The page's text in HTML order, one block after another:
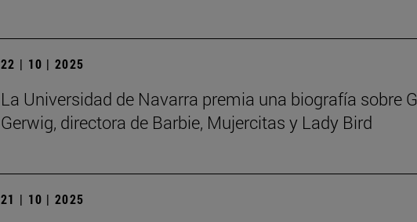
22 | 10 | 2025
La Universidad de Navarra premia una biografía sobre
Gerwig, directora de Barbie, Mujercitas y Lady Bird
21 | 10 | 2025